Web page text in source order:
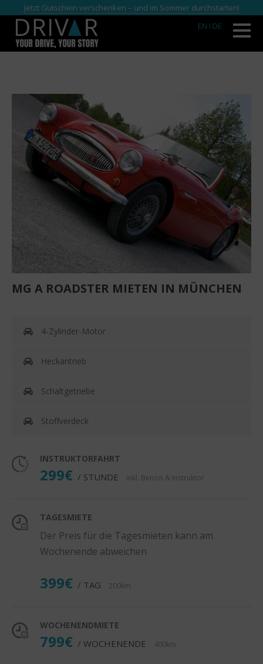
Jetzt Gutschein verschenken – und im Sommer durchstarten!
EN I DE
MG A ROADSTER MIETEN IN MÜNCHEN
4-Zylinder-Motor
Heckantrieb
Schaltgetriebe
Stoffverdeck
INSTRUKTORFAHRT
299€ / STUNDE Inkl. Benzin & Instruktor
TAGESMIETE
Der Preis für die Tagesmieten kann am
Wochenende abweichen
399€ / TAG 200km
WOCHENENDMIETE
799€ / WOCHENENDE 400km